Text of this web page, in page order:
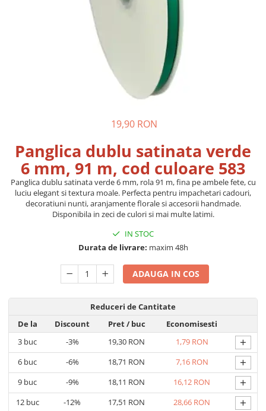
19,90 RON
Panglica dublu satinata verde
6 mm, 91 m, cod culoare 583
Panglica dublu satinata verde 6 mm, rola 91 m, fina pe ambele fete, cu
luciu elegant si textura moale. Perfecta pentru impachetari cadouri,
decoratiuni nunti, aranjamente florale si accesorii handmade.
Disponibila in zeci de culori si mai multe latimi.
IN STOC
Durata de livrare: maxim 48h
ADAUGA IN COS
Reduceri de Cantitate
De la
Discount Pret/ buc
Economisesti
3 buc -3% 19,30 RON 1,79 RON +
6 buc -6% 18,71 RON 7,16 RON +
9 buc -9% 18,11 RON 16,12 RON +
12buc -12% 17,51 RON 28,66 RON +